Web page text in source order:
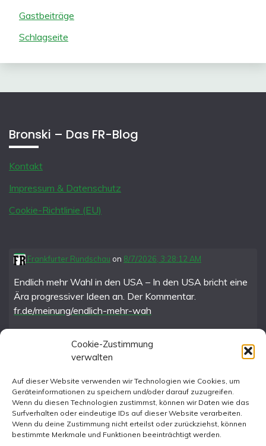
Cookie-Zustimmung
verwalten
Auf dieser Website verwenden wir Technologien wie Cookies, um
Geräteinformationen zu speichern und/oder darauf zuzugreifen.
Wenn du diesen Technologien zustimmst, können wir Daten wie das
Surfverhalten oder eindeutige IDs auf dieser Website verarbeiten.
Wenn du deine Zustimmung nicht erteilst oder zurückziehst, können
bestimmte Merkmale und Funktionen beeinträchtigt werden.
Gastbeiträge
Schlagseite
Bronski – Das FR-Blog
Kontakt
Impressum & Datenschutz
Cookie-Richtlinie (EU)
Frankfurter Rundschau on 8/7/2026, 3:28:12 AM
Endlich mehr Wahl in den USA – In den USA bricht eine
Ära progressiver Ideen an. Der Kommentar.
fr.de/meinung/endlich-mehr-wah
Instagram